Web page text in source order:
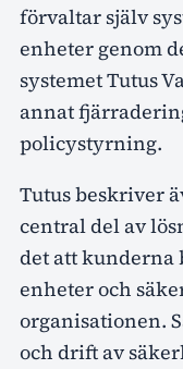
förvaltar själv
enheter genom
systemet Tutus
annat
policystyrning.
Tutus beskriver
central del av
det att kunderna
enheter och
organisationen.
och drift av